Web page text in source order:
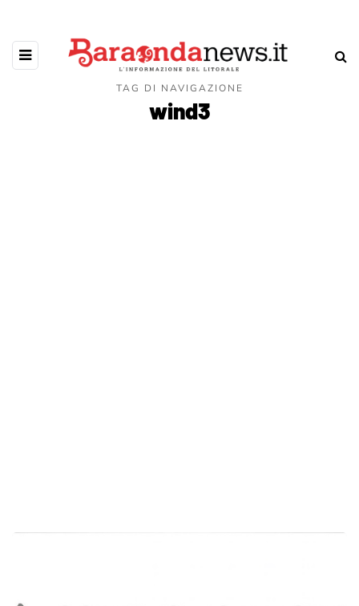
TAG DI NAVIGAZIONE
wind3